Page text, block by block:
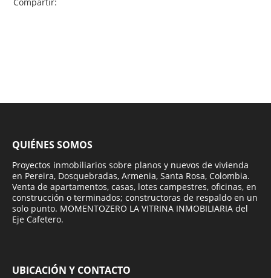
QUIÉNES SOMOS
Proyectos inmobiliarios sobre planos y nuevos de vivienda
en Pereira, Dosquebradas, Armenia, Santa Rosa, Colombia.
Venta de apartamentos, casas, lotes campestres, oficinas, en
construcción o terminados; constructoras de respaldo en un
solo punto. MOMENTOZERO LA VITRINA INMOBILIARIA del
Eje Cafetero.
UBICACIÓN Y CONTACTO